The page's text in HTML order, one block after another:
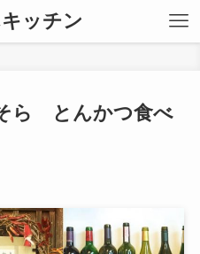
ッチン
そら とんかつ食べ